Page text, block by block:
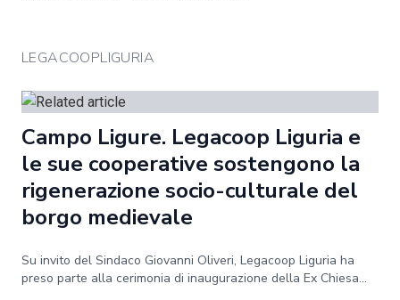
LEGACOOPLIGURIA
Campo Ligure. Legacoop Liguria e
le sue cooperative sostengono la
rigenerazione socio-culturale del
borgo medievale
Su invito del Sindaco Giovanni Oliveri, Legacoop Liguria ha
preso parte alla cerimonia di inaugurazione della Ex Chiesa...